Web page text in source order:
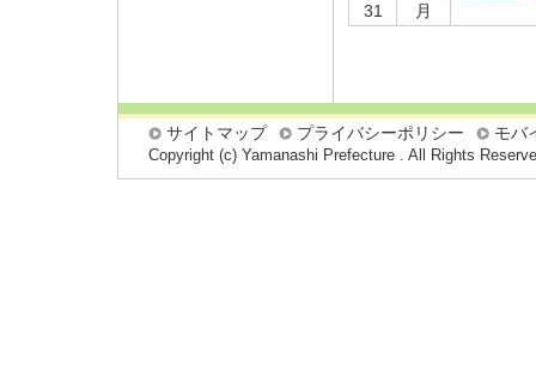
31 月
サイトマップ プライバシーポリシー モバ
Copyright (c) Yamanashi Prefecture . All Rights